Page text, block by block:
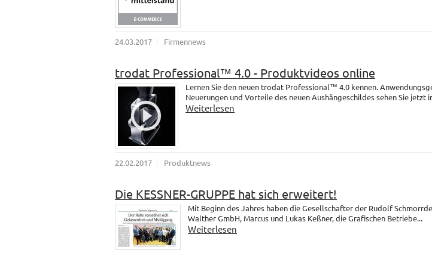
24.03.2017 Firmennews
trodat Professional™ 4.0 - Produktvideos online
Lernen Sie den neuen trodat Professional™ 4.0 kennen.
Neuerungen und Vorteile des neuen Aushängeschildes sehen Sie jetzt
Weiterlesen
22.02.2017 Produktnews
Die KESSNER-GRUPPE hat sich erweitert!
Mit Beginn des Jahres haben die Gesellschafter der Rudolf
Walther GmbH, Marcus und Lukas Keßner, die Grafischen Betriebe...
Weiterlesen